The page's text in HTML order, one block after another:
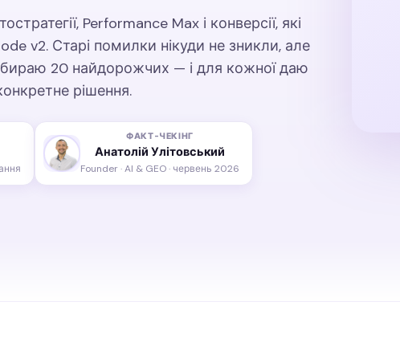
Performance Max і конверсії, які
v2. Старі помилки нікуди не зникли, але
20 найдорожчих — і для кожної даю
рішення.
ФАКТ-ЧЕКІНГ
Анатолій Улітовський
Founder · AI & GEO · червень 2026